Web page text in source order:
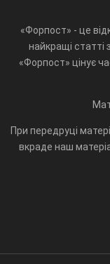
«Форпост» - це
найкращі статті
«Форпост» цінує
При передруці
вкраде наш